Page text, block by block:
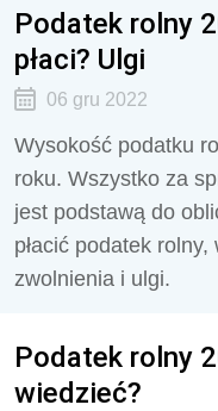
Podatek rolny
płaci? Ulgi
06 gru 2022
Wysokość podatku
roku. Wszystko za
jest podstawą do
płacić podatek
zwolnienia i ulgi.
Podatek rolny
wiedzieć?